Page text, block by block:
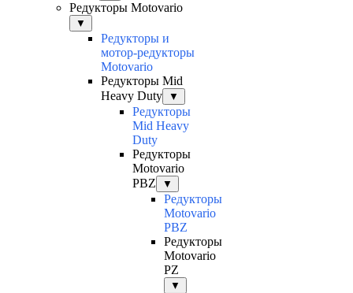
Редукторы Motovario
▼
Редукторы и
мотор-редукторы
Motovario
Редукторы Mid
Heavy Duty
▼
Редукторы
Mid Heavy
Duty
Редукторы
Motovario
PBZ
▼
Редукторы
Motovario
PBZ
Редукторы
Motovario
PZ
▼